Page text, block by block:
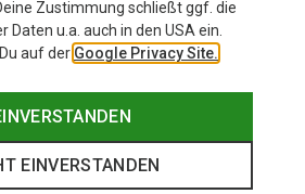
ENTDECKEN
Zustimmung schließt ggf. die
Daten u.a. auch in den USA ein.
auf der Google Privacy Site.
EINVERSTANDEN